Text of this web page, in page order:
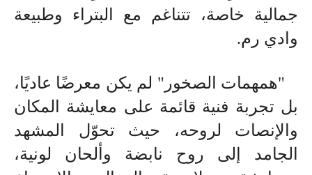
جمالية خاصة، تتناغم مع البتراء وطبيعة
وادي رم.
"همهمات الصخور" لم يكن معرضًا عاديًا،
بل تجربة فنية قائمة على معايشة المكان
والإنصات لروحه، حيث تحوّل المشهد
الجامد إلى روح نابضة وألحان لونية،